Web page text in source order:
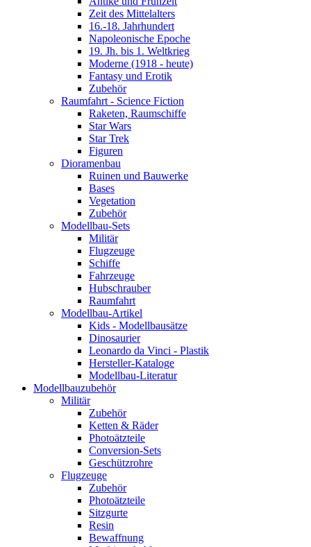
Zeit des Mittelalters
16.-18. Jahrhundert
Napoleonische Epoche
19. Jh. bis 1. Weltkrieg
Moderne (1918 - heute)
Fantasy und Erotik
Zubehör
Raumfahrt - Science Fiction
Raketen, Raumschiffe
Star Wars
Star Trek
Figuren
Dioramenbau
Ruinen und Bauwerke
Bases
Vegetation
Zubehör
Modellbau-Sets
Militär
Flugzeuge
Schiffe
Fahrzeuge
Hubschrauber
Raumfahrt
Modellbau-Artikel
Kids - Modellbausätze
Dinosaurier
Leonardo da Vinci - Plastik
Hersteller-Kataloge
Modellbau-Literatur
Modellbauzubehör
Militär
Zubehör
Ketten & Räder
Photoätzteile
Conversion-Sets
Geschützrohre
Flugzeuge
Zubehör
Photoätzteile
Sitzgurte
Resin
Bewaffnung